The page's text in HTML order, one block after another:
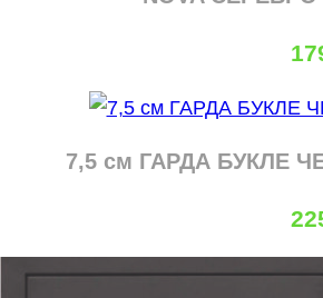
7,5 см ГАРДА БУКЛЕ